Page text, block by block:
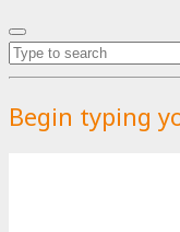
Begin typing